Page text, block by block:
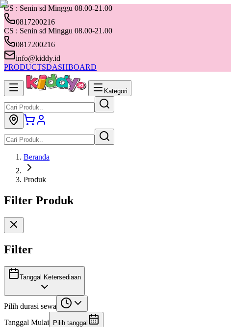
CS : Senin sd Minggu 08.00-21.00
0817200216
CS : Senin sd Minggu 08.00-21.00
0817200216
info@kiddy.id
PRODUCTSDASHBOARD
Kategori
Beranda
Produk
Filter Produk
Filter
Tanggal Ketersediaan
Pilih durasi sewa
Tanggal Mulai
Pilih tanggal